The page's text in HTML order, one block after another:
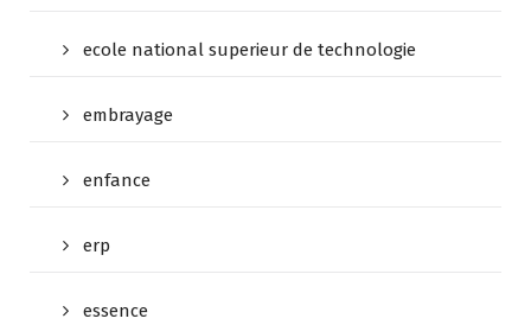
ecole national superieur de technologie
embrayage
enfance
erp
essence